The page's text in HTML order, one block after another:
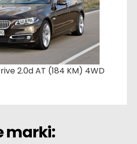
2.0d AT (184 KM) 4WD
marki: